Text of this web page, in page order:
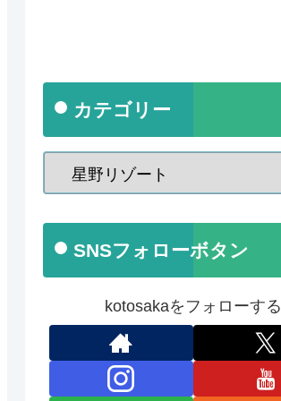
カテゴリー
SNSフォローボタン
kotosakaをフォローする